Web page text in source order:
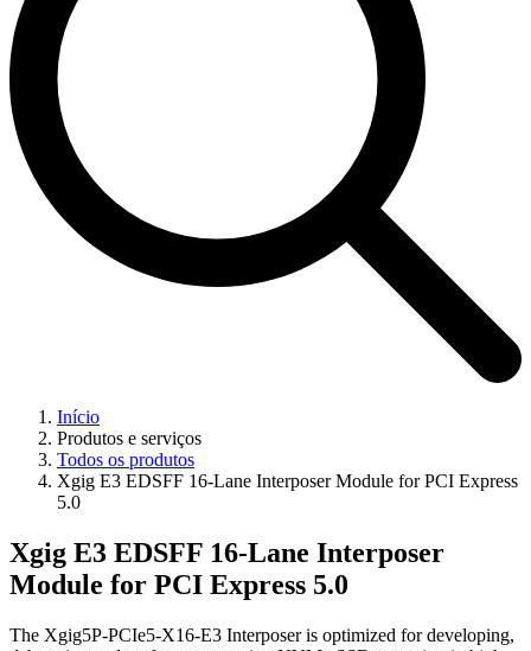
Início
Produtos e serviços
Todos os produtos
Xgig E3 EDSFF 16-Lane Interposer Module for PCI Express
5.0
Xgig E3 EDSFF 16-Lane Interposer
Module for PCI Express 5.0
The Xgig5P-PCIe5-X16-E3 Interposer is optimized for developing,